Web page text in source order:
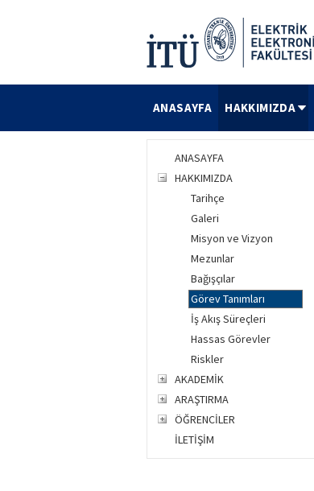
ANASAYFA HAKKIMIZDA
ANASAYFA
HAKKIMIZDA
Tarihçe
Galeri
Misyon ve Vizyon
Mezunlar
Bağışçılar
Görev Tanımları
İş Akış Süreçleri
Hassas Görevler
Riskler
AKADEMİK
ARAŞTIRMA
ÖĞRENCİLER
İLETİŞİM